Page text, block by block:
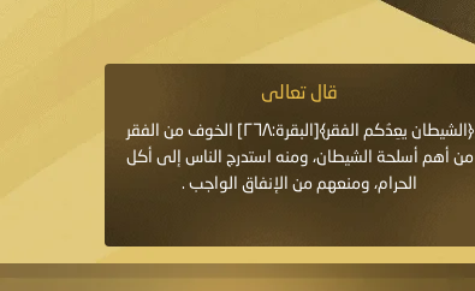
قال تعالى
﴿الشيطان يعِدُكم الفقر﴾[البقرة:٢٦٨] الخوف من الفقر
من أهم أسلحة الشيطان، ومنه استدرج الناس إلى أكل
الحرام، ومنعهم من الإنفاق الواجب .